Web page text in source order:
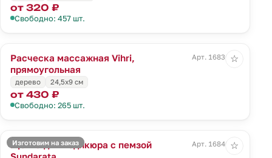
от 320 ₽
Свободно: 457 шт.
Расческа массажная Vihri,
прямоугольная
Арт. 16836.00
дерево 24,5х9 см
от 430 ₽
Свободно: 265 шт.
☆
Изготовим на заказ
Щетка для педикюра с пемзой
Арт. 16840.00
☆